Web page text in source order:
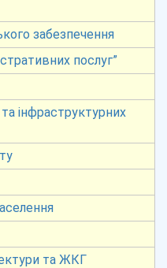
забезпечення
послуг”
та інфраструктурних
та ЖКГ